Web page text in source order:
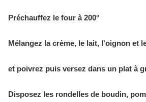
Préchauffez le four à 200°
Mélangez la crème, le lait, l'oignon et
et poivrez puis versez dans un plat à
Disposez les rondelles de boudin,